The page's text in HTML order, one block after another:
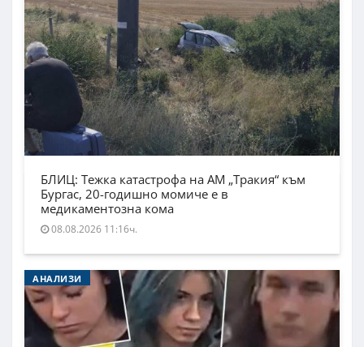
БЛИЦ: Тежка катастрофа на АМ „Тракия“ към
Бургас, 20-годишно момиче е в
медикаментозна кома
08.08.2026 11:16ч.
АНАЛИЗИ